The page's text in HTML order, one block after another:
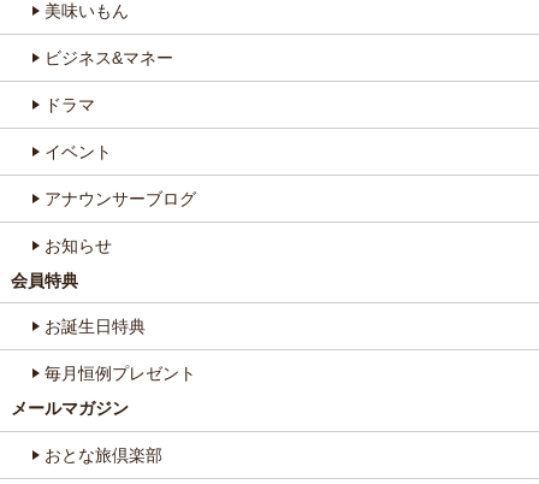
美味いもん
ビジネス&マネー
ドラマ
イベント
アナウンサーブログ
お知らせ
会員特典
お誕生日特典
毎月恒例プレゼント
メールマガジン
おとな旅倶楽部